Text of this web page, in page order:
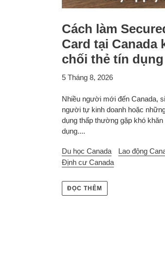
Cách làm
Card tại Canada
chối thẻ tín dụng
5 Tháng 8, 2026
Nhiều người mới đến Canada,
người tự kinh doanh hoặc
dụng thấp thường gặp khó
dụng....
Du học Canada
Lao động
Định cư Canada
ĐỌC THÊM